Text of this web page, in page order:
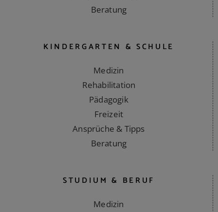
Rehabilitation
KINDERGARTEN & SCHULE
Medizin
Rehabilitation
Pädagogik
Freizeit
STUDIUM & BERUF